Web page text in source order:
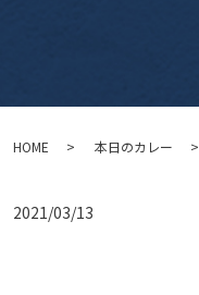
HOME 本日のカレー
2021/03/13